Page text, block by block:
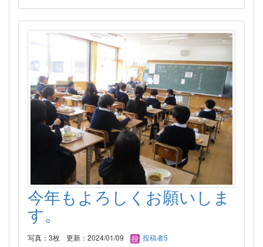
今年もよろしくお願いしま
す。
写真：3枚 更新：2024/01/09 投稿者5